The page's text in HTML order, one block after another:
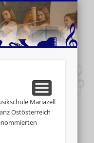
Mariazell
Ostösterreich